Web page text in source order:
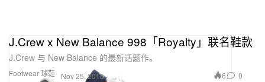
Footwear 球鞋
J.Crew x New Balance 998「Royalty」联名鞋款
J.Crew 与 New Balance 的最新话题作。
Nov 25, 2015 6 0